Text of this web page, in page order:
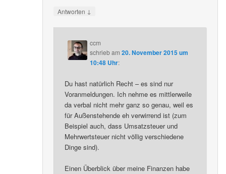
Antworten ↓
ccm
schriebam20. November 2015 um
10:48 Uhr:
Du hast natürlich Recht – es sind nur
Voranmeldungen. Ich nehme es mittlerweile
da verbal nicht mehr ganz so genau, weil es
für Außenstehende eh verwirrend ist (zum
Beispiel auch, dass Umsatzsteuer und
Mehrwertsteuer nicht völlig verschiedene
Dinge sind).
Einen Überblick über meine Finanzen habe